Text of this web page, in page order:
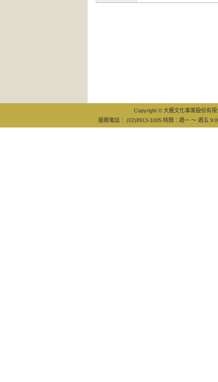
Copyright © 大雁文化事業股份有
服務電話： (02)8913-1005 時間：週一 ～ 週五